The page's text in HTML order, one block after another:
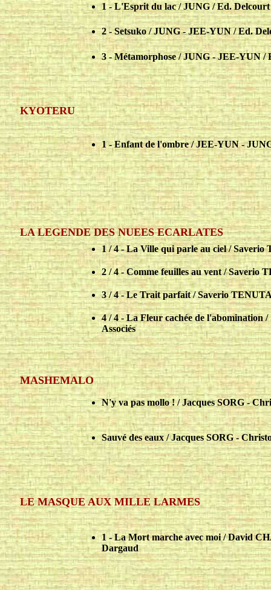
1 - L'Esprit du lac / JUNG / Ed. Delcourt
2 - Setsuko / JUNG - JEE-YUN / Ed.
3 - Métamorphose / JUNG - JEE-YUN /
KYOTERU
1 - Enfant de l'ombre / JEE-YUN -
LA LEGENDE DES NUEES ECARLATES
1 / 4 - La Ville qui parle au ciel / Saverio
2 / 4 - Comme feuilles au vent / Saverio
3 / 4 - Le Trait parfait / Saverio TENUTA
4 / 4 - La Fleur cachée de l'abomination
Associés
MASHEMALO
N'y va pas mollo ! / Jacques SORG -
Sauvé des eaux / Jacques SORG -
LE MASQUE AUX MILLE LARMES
1 - La Mort marche avec moi / David
Dargaud